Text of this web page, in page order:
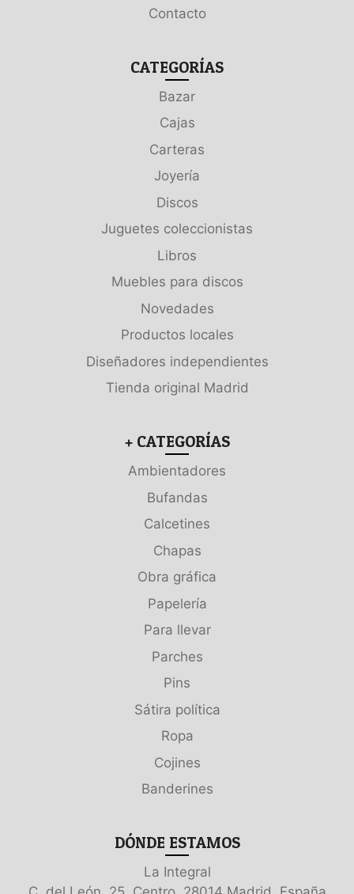
Contacto
CATEGORÍAS
Bazar
Cajas
Carteras
Joyería
Discos
Juguetes coleccionistas
Libros
Muebles para discos
Novedades
Productos locales
Diseñadores independientes
Tienda original Madrid
+ CATEGORÍAS
Ambientadores
Bufandas
Calcetines
Chapas
Obra gráfica
Papelería
Para llevar
Parches
Pins
Sátira política
Ropa
Cojines
Banderines
DÓNDE ESTAMOS
La Integral